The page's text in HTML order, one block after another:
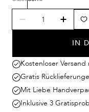
IN
Kostenloser Versand
Gratis
Mit Liebe
Inklusive 3